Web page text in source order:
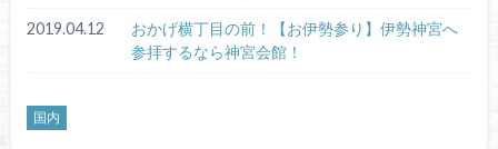
2019.04.12
おかげ横丁目の前！【お伊勢参り】伊勢神宮へ
参拝するなら神宮会館！
国内